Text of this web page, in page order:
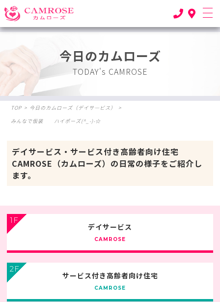
今日のカムローズ
TODAY's CAMROSE
TOP > 今日のカムローズ（デイサ―ビス）
>
みんなで仮装 ハイポーズ(^_-)-☆
デイサービス・サービス付き高齢者向け住宅
CAMROSE（カムローズ）の日常の様子をご紹介し
ます。
1F
デイサービス
CAMROSE
2F
サービス付き高齢者向け住宅
CAMROSE